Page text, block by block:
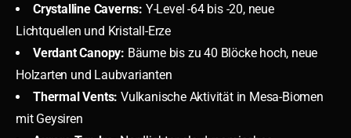
Crystalline Caverns: Y-Level -64 bis -20, neue
Lichtquellen und Kristall-Erze
Verdant Canopy: Bäume bis zu 40 Blöcke hoch, neue
Holzarten und Laubvarianten
Thermal Vents: Vulkanische Aktivität in Mesa-Biomen
mit Geysiren